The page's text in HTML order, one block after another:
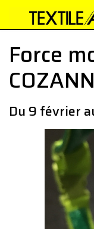
Force
Du 9 février